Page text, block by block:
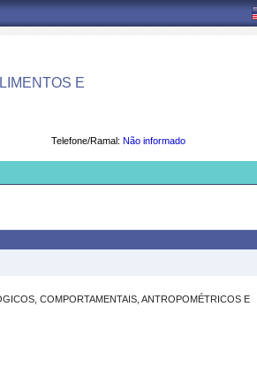
E
Telefone/Ramal: Não informado
COMPORTAMENTAIS, ANTROPOMÉTRICOS E